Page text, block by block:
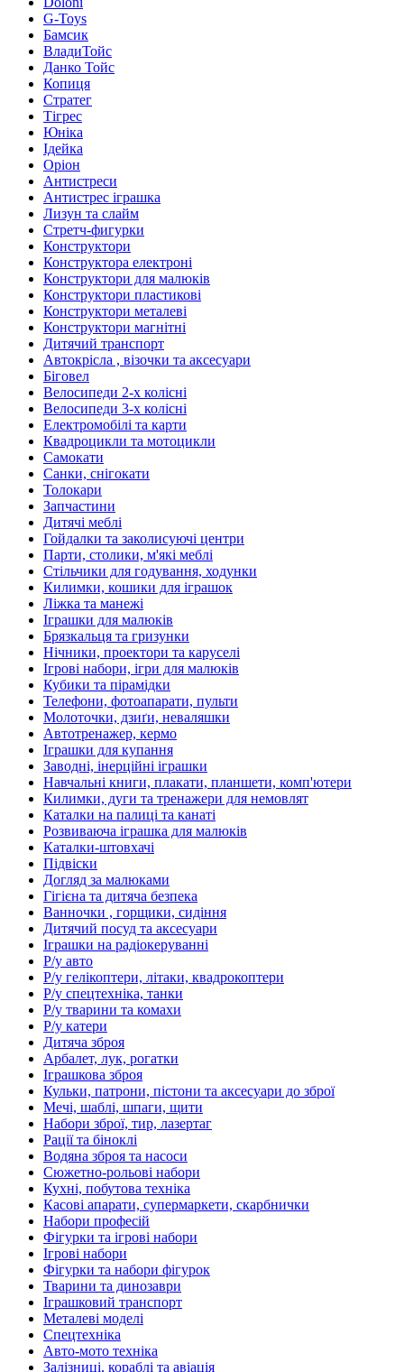
G-Toys
Бамсик
ВладиТойс
Данко Тойс
Копиця
Стратег
Тігрес
Юніка
Ідейка
Оріон
Антистреси
Антистрес іграшка
Лизун та слайм
Стретч-фигурки
Конструктори
Конструктора електроні
Конструктори для малюків
Конструктори пластикові
Конструктори металеві
Конструктори магнітні
Дитячий транспорт
Автокрісла , візочки та аксесуари
Біговел
Велосипеди 2-х колісні
Велосипеди 3-х колісні
Електромобілі та карти
Квадроцикли та мотоцикли
Самокати
Санки, снігокати
Толокари
Запчастини
Дитячі меблі
Гойдалки та заколисуючі центри
Парти, столики, м'які меблі
Стільчики для годування, ходунки
Килимки, кошики для іграшок
Ліжка та манежі
Іграшки для малюків
Брязкальця та гризунки
Нічники, проектори та каруселі
Ігрові набори, ігри для малюків
Кубики та пірамідки
Телефони, фотоапарати, пульти
Молоточки, дзиґи, неваляшки
Автотренажер, кермо
Іграшки для купання
Заводні, інерційні іграшки
Навчальні книги, плакати, планшети, комп'ютери
Килимки, дуги та тренажери для немовлят
Каталки на палиці та канаті
Розвиваюча іграшка для малюків
Каталки-штовхачі
Підвіски
Догляд за малюками
Гігієна та дитяча безпека
Ванночки , горщики, сидіння
Дитячий посуд та аксесуари
Іграшки на радіокеруванні
Р/у авто
Р/у гелікоптери, літаки, квадрокоптери
Р/у спецтехніка, танки
Р/у тварини та комахи
Р/у катери
Дитяча зброя
Арбалет, лук, рогатки
Іграшкова зброя
Кульки, патрони, пістони та аксесуари до зброї
Мечі, шаблі, шпаги, щити
Набори зброї, тир, лазертаг
Рації та біноклі
Водяна зброя та насоси
Сюжетно-рольові набори
Кухні, побутова техніка
Касові апарати, супермаркети, скарбнички
Набори професій
Фігурки та ігрові набори
Ігрові набори
Фігурки та набори фігурок
Тварини та динозаври
Іграшковий транспорт
Металеві моделі
Спецтехніка
Авто-мото техніка
Залізниці, кораблі та авіація